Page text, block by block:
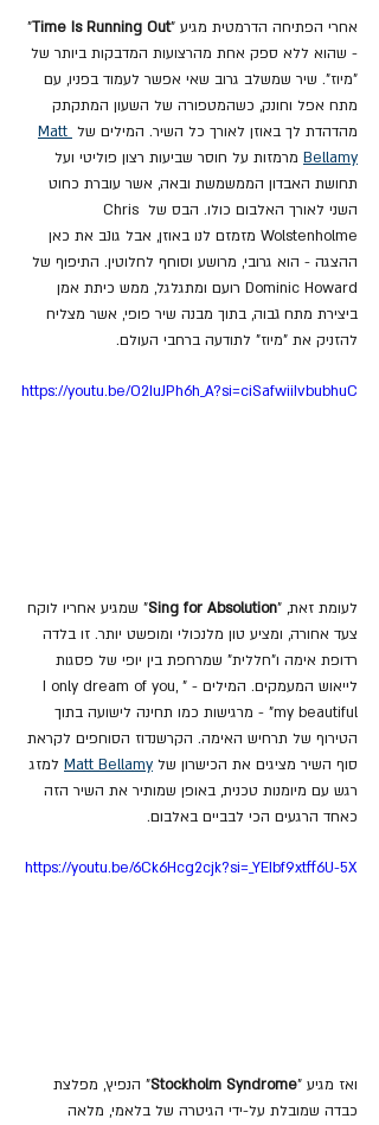
אחרי הפתיחה הדרמטית מגיע "Time Is Running Out
"
- שהוא ללא ספק אחת מהרצועות המדבקות ביותר של
"מיוז". שיר שמשלב גרוב שאי אפשר לעמוד בפניו, עם
מתח אפל וחונק, כשהמטפורה של השעון המתקתק
מהדהדת לך באוזן לאורך כל השיר. המילים של Matt
Bellamy מרמזות על חוסר שביעות רצון פוליטי ועל
תחושת האבדון הממשמשת ובאה, אשר עוברת כחוט
השני לאורך האלבום כולו. הבס של Chris
Wolstenholme מזמזם לנו באוזן, אבל גונב את כאן
ההצגה - הוא גרובי, מרושע וסוחף לחלוטין. התיפוף של
Dominic Howard רועם ומתגלגל, ממש כיתת אמן
ביצירת מתח גבוה, בתוך מבנה שיר פופי, אשר מצליח
להזניק את "מיוז" לתודעה ברחבי העולם.
https://youtu.be/O2IuJPh6h_A?si=ciSafwiiIvbubhuC
לעומת זאת, "Sing for Absolution" שמגיע אחריו לוקח
צעד אחורה, ומציע טון מלנכולי ומופשט יותר. זו בלדה
רדופת אימה ו"חללית" שמרחפת בין יופי של פסגות
לייאוש המעמקים. המילים - "I only dream of you,
my beautiful" - מרגישות כמו תחינה לישועה בתוך
הטירוף של תרחיש האימה. הקרשנדוז הסוחפים לקראת
סוף השיר מציגים את הכישרון של Matt Bellamy למזג
רגש עם מיומנות טכנית, באופן שמותיר את השיר הזה
כאחד הרגעים הכי לבביים באלבום.
https://youtu.be/6Ck6Hcg2cjk?si=_YEIbf9xtff6U-5X
ואז מגיע "Stockholm Syndrome" הנפיץ, מפלצת
כבדה שמובלת על-ידי הגיטרה של בלאמי, מלאה